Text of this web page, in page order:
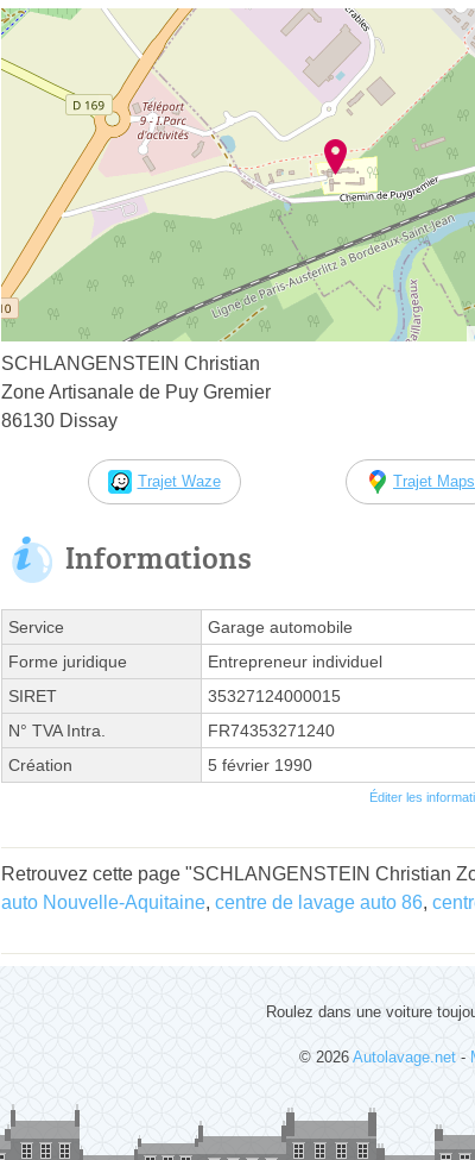
SCHLANGENSTEIN Christian
Zone Artisanale de Puy Gremier
86130 Dissay
Trajet Waze Trajet Maps
Informations
Service
Garage automobile
Forme juridique
Entrepreneur individuel
SIRET
35327124000015
N° TVA Intra.
FR74353271240
Création
5 février 1990
Éditer les
Retrouvez cette page "SCHLANGENSTEIN Christian
auto Nouvelle-Aquitaine, centre de lavage auto 86,
Roulez dans une voiture
© 2026 Autolavage.net -